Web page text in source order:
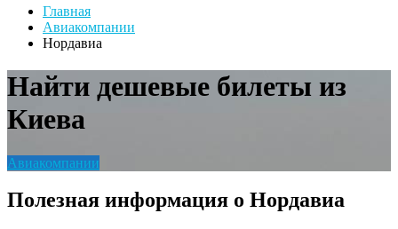
Главная
Авиакомпании
Нордавиа
Найти дешевые билеты из
Киева
Авиакомпании
Полезная информация о Нордавиа